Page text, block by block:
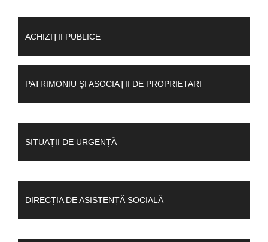
ACHIZIȚII PUBLICE
PATRIMONIU ȘI ASOCIAȚII DE PROPRIETARI
SITUAȚII DE URGENȚĂ
DIRECȚIA DE ASISTENȚĂ SOCIALĂ